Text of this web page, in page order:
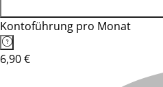
Kontoführung pro Monat
6,90 €